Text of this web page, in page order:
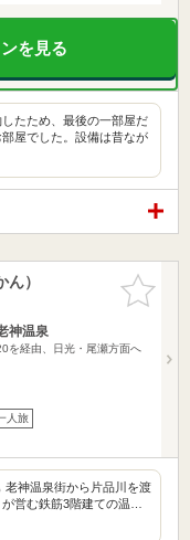
を見る
たため、最後の一部屋だ
屋でした。設備は昔なが
お気に入
りに追加
）
神温泉
を経由、日光・尾瀬方面へ
人旅
老神温泉街から片品川を渡
営む鉄筋3階建ての温…